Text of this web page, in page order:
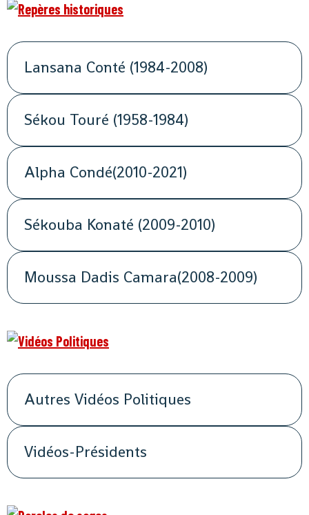
Lansana Conté (1984-2008)
Sékou Touré (1958-1984)
Alpha Condé(2010-2021)
Sékouba Konaté (2009-2010)
Moussa Dadis Camara(2008-2009)
Autres Vidéos Politiques
Vidéos-Présidents